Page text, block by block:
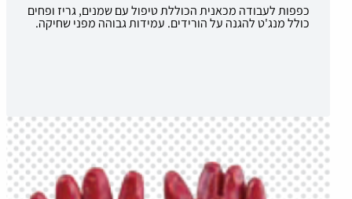
כפפות לעבודה מכאנית הכוללת טיפול עם שמנים, גריז ופחים
כולל מנג'ט להגנה על הורידים. עמידות גבוהה מפני שחיקה.